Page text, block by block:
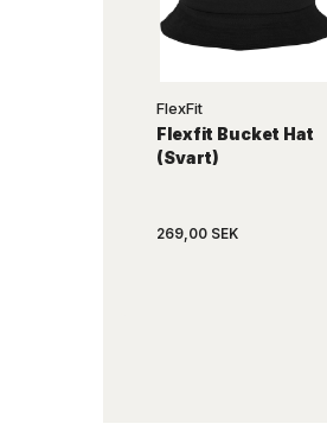
FlexFit
Flexfit Bucket Hat
(Svart)
269,00 SEK